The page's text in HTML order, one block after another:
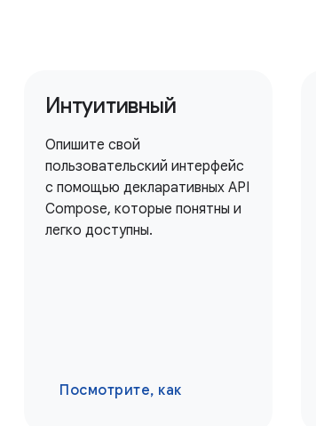
Интуитивный
Опишите свой
пользовательский интерфейс
с помощью декларативных API
Compose, которые понятны и
легко доступны.
Посмотрите, как